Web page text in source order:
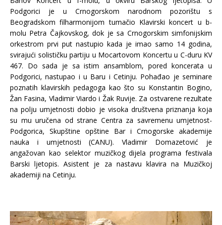
Podgorici je u Crnogorskom narodnom pozorištu s
Beogradskom filharmonijom tumačio Klavirski koncert u b-
molu Petra Čajkovskog, dok je sa Crnogorskim simfonijskim
orkestrom prvi put nastupio kada je imao samo 14 godina,
svirajući solističku partiju u Mocartovom Koncertu u C-duru KV
467. Do sada je sa istim ansamblom, pored koncerata u
Podgorici, nastupao i u Baru i Cetinju. Pohađao je seminare
poznatih klavirskih pedagoga kao što su Konstantin Bogino,
Žan Fasina, Vladimir Viardo i Žak Ruvije. Za ostvarene rezultate
na polju umjetnosti dobio je visoka društvena priznanja koja
su mu uručena od strane Centra za savremenu umjetnost-
Podgorica, Skupštine opštine Bar i Crnogorske akademije
nauka i umjetnosti (CANU). Vladimir Domazetović je
angažovan kao selektor muzičkog dijela programa festivala
Barski ljetopis. Asistent je za nastavu klavira na Muzičkoj
akademiji na Cetinju.